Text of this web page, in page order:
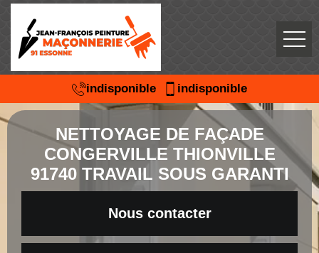
indisponible indisponible
NETTOYAGE DE FAÇADE
CONGERVILLE THIONVILLE
91740 TRAVAIL SOUS GARANTI
Nous contacter